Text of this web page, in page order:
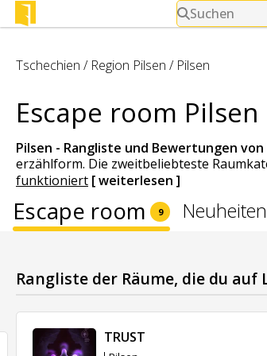
Suchen
Tschechien / Region Pilsen / Pilsen
Escape room Pilsen
Pilsen - Rangliste und Bewertungen von
erzählform. Die zweitbeliebteste
funktioniert [ weiterlesen ]
Escape room 9 Neuheiten
Rangliste der Räume, die du
TRUST